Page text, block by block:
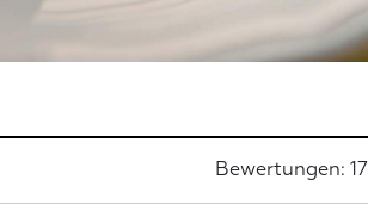
Bewertungen: 17